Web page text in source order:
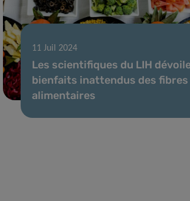
11 Juil 2024
Les scientifiques du LIH
bienfaits inattendus des fibres
alimentaires